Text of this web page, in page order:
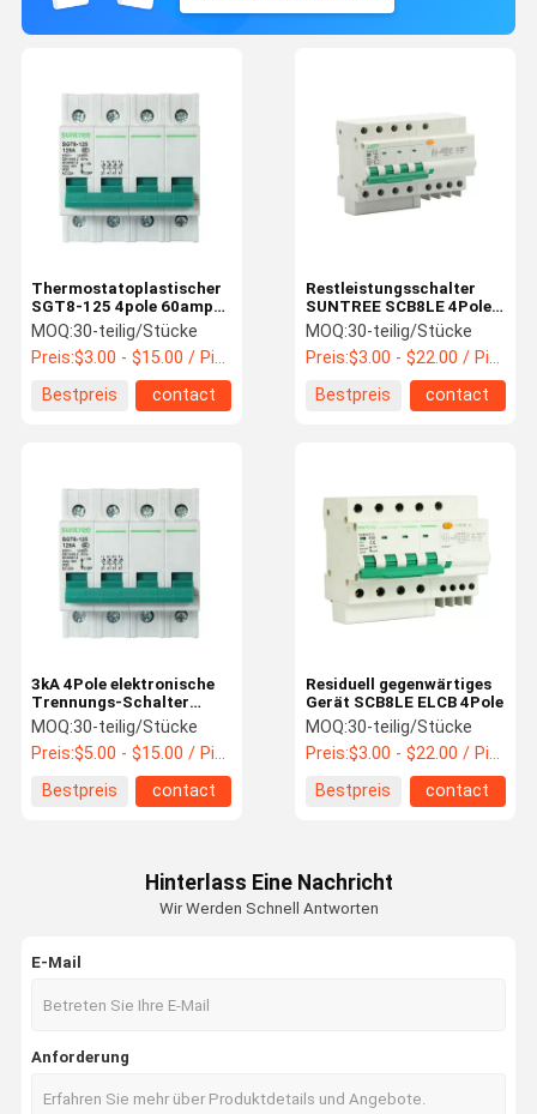
Restleistungsschalter
SUNTREE SCB8LE 4Pole
ELCB
MOQ:30-teilig/Stücke
Preis:$3.00 - $22.00 / Piece
Bestpreis
contact
Thermostatoplastischer
SGT8-125 4pole 60amp
Isolierungs-Schalter
MOQ:30-teilig/Stücke
Preis:$3.00 - $15.00 / Piece
Bestpreis
contact
Residuell gegenwärtiges
Gerät SCB8LE ELCB 4Pole
MOQ:30-teilig/Stücke
Preis:$3.00 - $22.00 / Piece
Bestpreis
contact
3kA 4Pole elektronische
Trennungs-Schalter
Wechselstroms SGT8-
125
MOQ:30-teilig/Stücke
Preis:$5.00 - $15.00 / Piece
Bestpreis
contact
Hinterlass Eine Nachricht
Wir Werden Schnell Antworten
E-Mail
Anforderung